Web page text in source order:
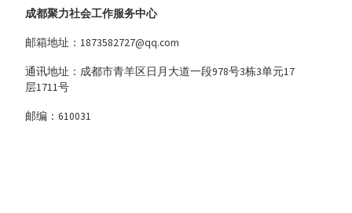
成都聚力社会工作服务中心
邮箱地址：1873582727@qq.com
通讯地址：成都市青羊区日月大道一段978号3栋3单元17
层1711号
邮编：610031